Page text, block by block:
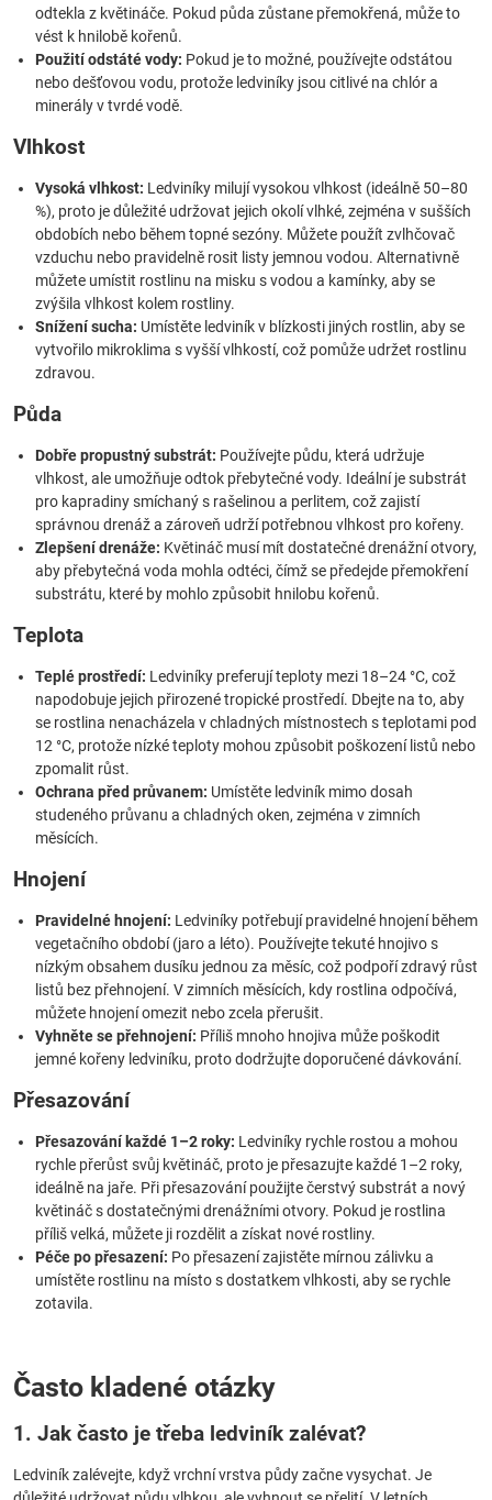
odtekla z květináče. Pokud půda zůstane přemokřená, může to
vést k hnilobě kořenů.
Použití odstáté vody: Pokud je to možné, používejte odstátou
nebo dešťovou vodu, protože ledviníky jsou citlivé na chlór a
minerály v tvrdé vodě.
Vlhkost
Vysoká vlhkost: Ledviníky milují vysokou vlhkost (ideálně 50–80
%), proto je důležité udržovat jejich okolí vlhké, zejména v sušších
obdobích nebo během topné sezóny. Můžete použít zvlhčovač
vzduchu nebo pravidelně rosit listy jemnou vodou. Alternativně
můžete umístit rostlinu na misku s vodou a kamínky, aby se
zvýšila vlhkost kolem rostliny.
Snížení sucha: Umístěte ledviník v blízkosti jiných rostlin, aby se
vytvořilo mikroklima s vyšší vlhkostí, což pomůže udržet rostlinu
zdravou.
Půda
Dobře propustný substrát: Používejte půdu, která udržuje
vlhkost, ale umožňuje odtok přebytečné vody. Ideální je substrát
pro kapradiny smíchaný s rašelinou a perlitem, což zajistí
správnou drenáž a zároveň udrží potřebnou vlhkost pro kořeny.
Zlepšení drenáže: Květináč musí mít dostatečné drenážní otvory,
aby přebytečná voda mohla odtéci, čímž se předejde přemokření
substrátu, které by mohlo způsobit hnilobu kořenů.
Teplota
Teplé prostředí: Ledviníky preferují teploty mezi 18–24 °C, což
napodobuje jejich přirozené tropické prostředí. Dbejte na to, aby
se rostlina nenacházela v chladných místnostech s teplotami pod
12 °C, protože nízké teploty mohou způsobit poškození listů nebo
zpomalit růst.
Ochrana před průvanem: Umístěte ledviník mimo dosah
studeného průvanu a chladných oken, zejména v zimních
měsících.
Hnojení
Pravidelné hnojení: Ledviníky potřebují pravidelné hnojení během
vegetačního období (jaro a léto). Používejte tekuté hnojivo s
nízkým obsahem dusíku jednou za měsíc, což podpoří zdravý růst
listů bez přehnojení. V zimních měsících, kdy rostlina odpočívá,
můžete hnojení omezit nebo zcela přerušit.
Vyhněte se přehnojení: Příliš mnoho hnojiva může poškodit
jemné kořeny ledviníku, proto dodržujte doporučené dávkování.
Přesazování
Přesazování každé 1–2 roky: Ledviníky rychle rostou a mohou
rychle přerůst svůj květináč, proto je přesazujte každé 1–2 roky,
ideálně na jaře. Při přesazování použijte čerstvý substrát a nový
květináč s dostatečnými drenážními otvory. Pokud je rostlina
příliš velká, můžete ji rozdělit a získat nové rostliny.
Péče po přesazení: Po přesazení zajistěte mírnou zálivku a
umístěte rostlinu na místo s dostatkem vlhkosti, aby se rychle
zotavila.
Často kladené otázky
1. Jak často je třeba ledviník zalévat?
Ledviník zalévejte, když vrchní vrstva půdy začne vysychat. Je